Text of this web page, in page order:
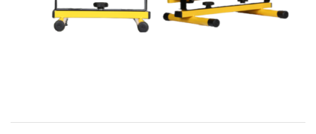
Lost password?